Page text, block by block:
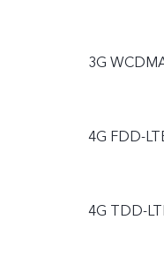
3G
4G FDD-
4G TDD-